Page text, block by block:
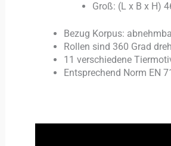
Groß: (L x B x H)
Bezug Korpus:
Rollen sind 360 Grad
11 verschiedene
Entsprechend Norm EN